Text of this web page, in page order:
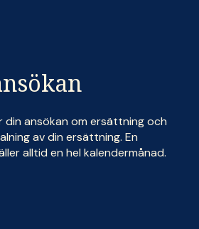
din ansökan om ersättning och
av din ersättning. En
alltid en hel kalendermånad.